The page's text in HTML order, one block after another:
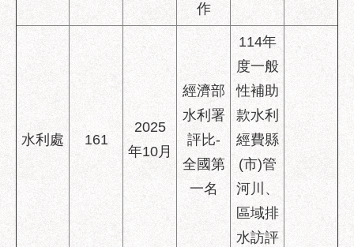
作
水利處 161
2025
年10月
經濟部
水利署
評比-
全國第
一名
114年
度一般
性補助
款水利
經費縣
(市)管
河川、
區域排
水訪評